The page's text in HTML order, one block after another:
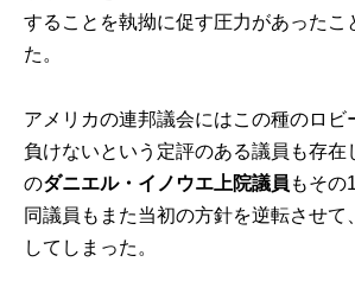
することを執拗に促す圧力があったこ
た。
アメリカの連邦議会にはこの種のロビ
負けないという定評のある議員も存在
のダニエル・イノウエ上院議員 もその
同議員もまた当初の方針を逆転させて
してしまった。